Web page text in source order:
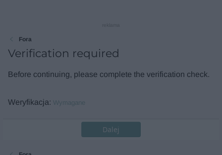
Fora
Verification required
Before continuing, please complete the verification check.
Weryfikacja Wymagane
Dalej